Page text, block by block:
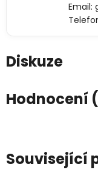
Email:
Diskuze
Hodnocení
Související